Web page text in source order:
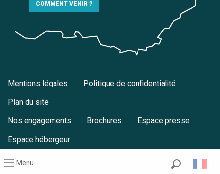
Menu
COMMENT VENIR ?
Mentions légales Politique de confidentialité
Plan du site
Nos engagements Brochures Espace presse
Espace hébergeur